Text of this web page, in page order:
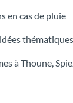
en cas de pluie
à Thoune,